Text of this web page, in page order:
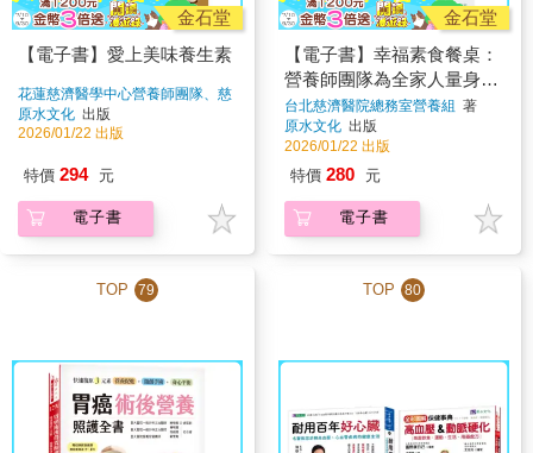
金石堂
【電子書】愛上美味養生素
花蓮慈濟醫學中心營養師團隊、慈
濟香積志工 王靜慧
原水文化 出版
2026/01/22 出版
特價 294 元
電子書
金石堂
【電子書】幸福素食餐桌：
營養師團隊為全家人量身打
造70道健康蔬食！
台北慈濟醫院總務室營養組 著
原水文化 出版
2026/01/22 出版
特價 280 元
電子書
TOP 79 TOP 80